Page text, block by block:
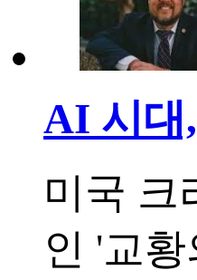
AI 시대
미국 크
인 '교